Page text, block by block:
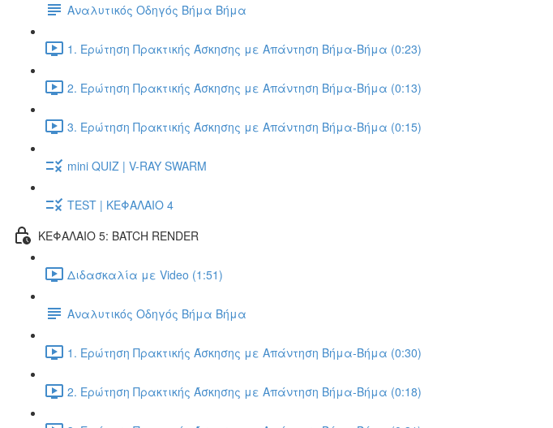
Αναλυτικός Οδηγός Βήμα Βήμα
1. Ερώτηση Πρακτικής Άσκησης με Απάντηση Βήμα-Βήμα (0:23)
2. Ερώτηση Πρακτικής Άσκησης με Απάντηση Βήμα-Βήμα (0:13)
3. Ερώτηση Πρακτικής Άσκησης με Απάντηση Βήμα-Βήμα (0:15)
mini QUIZ | V-RAY SWARM
TEST | ΚΕΦΑΛΑΙΟ 4
ΚΕΦΑΛΑΙΟ 5: BATCH RENDER
Διδασκαλία με Video (1:51)
Αναλυτικός Οδηγός Βήμα Βήμα
1. Ερώτηση Πρακτικής Άσκησης με Απάντηση Βήμα-Βήμα (0:30)
2. Ερώτηση Πρακτικής Άσκησης με Απάντηση Βήμα-Βήμα (0:18)